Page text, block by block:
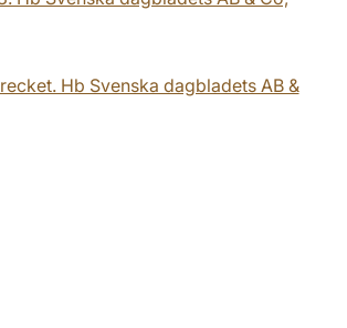
Hb Svenska dagbladets AB &